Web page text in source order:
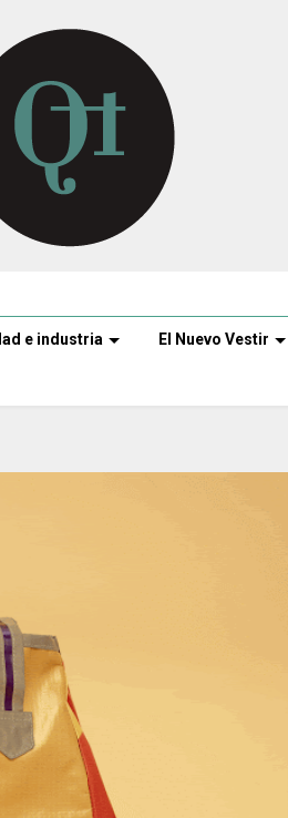
e industria El Nuevo Vestir